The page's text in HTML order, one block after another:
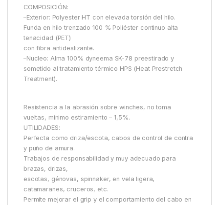
COMPOSICIÓN:
–Exterior: Polyester HT con elevada torsión del hilo.
Funda en hilo trenzado 100 % Poliéster continuo alta
tenacidad (PET)
con fibra antideslizante.
–Nucleo: Alma 100% dyneema SK-78 preestirado y
sometido al tratamiento térmico HPS (Heat Prestretch
Treatment).
Resistencia a la abrasión sobre winches, no toma
vueltas, mínimo estiramiento – 1,5%.
UTILIDADES:
Perfecta como driza/escota, cabos de control de contra
y puño de amura.
Trabajos de responsabilidad y muy adecuado para
brazas, drizas,
escotas, génovas, spinnaker, en vela ligera,
catamaranes, cruceros, etc.
Permite mejorar el grip y el comportamiento del cabo en